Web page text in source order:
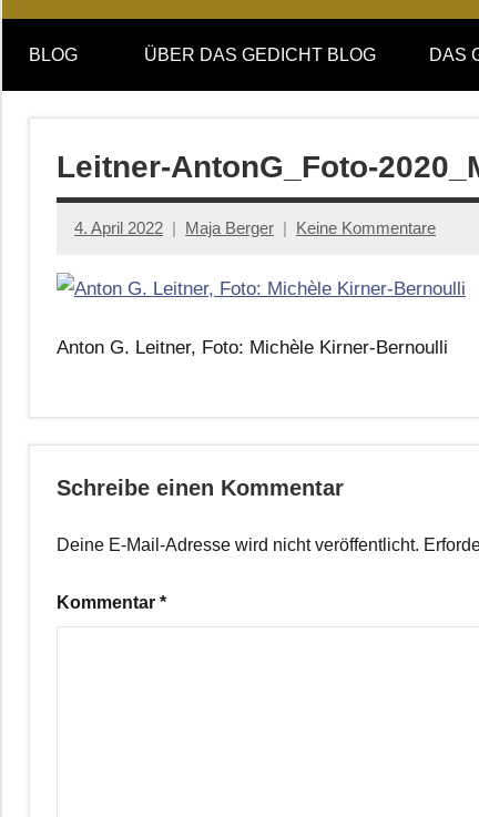
DAS
GEDICHT
blog
DAS
GEDICHT.
Zeitschrift
BLOG ÜBER DAS GEDICHT BLOG DAS
Leitner-AntonG_Foto-
4. April 2022 Maja Berger Keine Kommentare
Anton G. Leitner, Foto: Michèle Kirner-Bernoulli
Schreibe einen Kommentar
Deine E-Mail-Adresse wird nicht veröffentlicht.
Kommentar *